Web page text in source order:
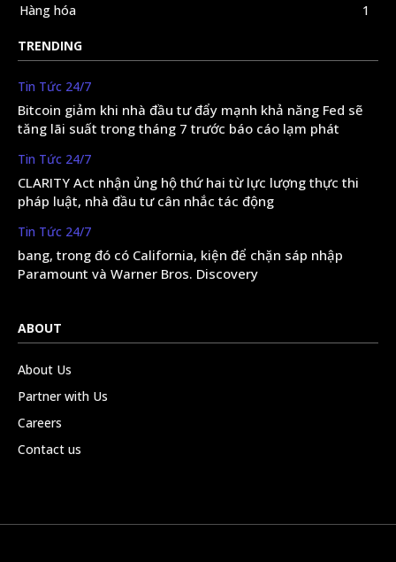
Hàng hóa
1
TRENDING
Tin Tức 24/7
Bitcoin giảm khi nhà đầu tư đẩy mạnh khả năng Fed sẽ
tăng lãi suất trong tháng 7 trước báo cáo lạm phát
Tin Tức 24/7
CLARITY Act nhận ủng hộ thứ hai từ lực lượng thực thi
pháp luật, nhà đầu tư cân nhắc tác động
Tin Tức 24/7
bang, trong đó có California, kiện để chặn sáp nhập
Paramount và Warner Bros. Discovery
ABOUT
About Us
Partner with Us
Careers
Contact us